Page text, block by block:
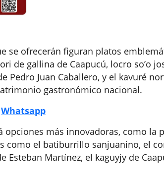
se ofrecerán figuran platos
de gallina de Caapucú, locro so’o
Pedro Juan Caballero, y el kavuré
gastronómico nacional.
Whatsapp
opciones más innovadoras, como la
como el batiburrillo sanjuanino, el
Esteban Martínez, el kaguyjy de